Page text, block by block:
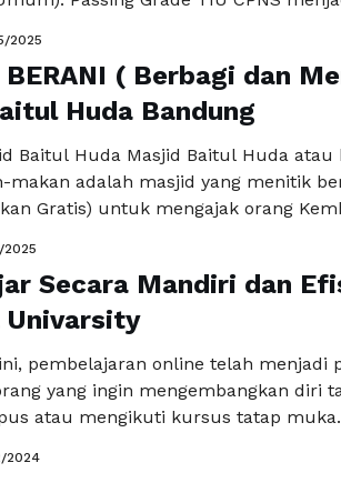
Meskipun sudah ditentukan
ketatnya Passing Grade TIU
Dalam artikel ini, kita …Baca
2025
BERANI ( Berbagi dan
Huda Bandung
Baitul Huda Masjid Baitul Huda atau
makan adalah masjid yang menitik
Gratis) untuk mengajak orang
makan sekarang telah menyalurkan
Porsi per-bulannya (Data bulan
nya …Baca Selengkapnya
2025
Secara Mandiri dan
Univarsity
pembelajaran online telah menjadi
yang ingin mengembangkan diri
atau mengikuti kursus tatap
berbagai materi edukasi dari
2024